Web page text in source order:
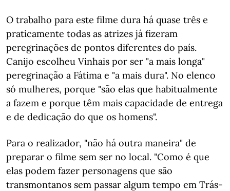
O trabalho para este filme dura há quase três e
praticamente todas as atrizes já fizeram
peregrinações de pontos diferentes do país.
Canijo escolheu Vinhais por ser "a mais longa"
peregrinação a Fátima e "a mais dura". No elenco
só mulheres, porque "são elas que habitualmente
a fazem e porque têm mais capacidade de entrega
e de dedicação do que os homens".
Para o realizador, "não há outra maneira" de
preparar o filme sem ser no local. "Como é que
elas podem fazer personagens que são
transmontanos sem passar algum tempo em Trás-